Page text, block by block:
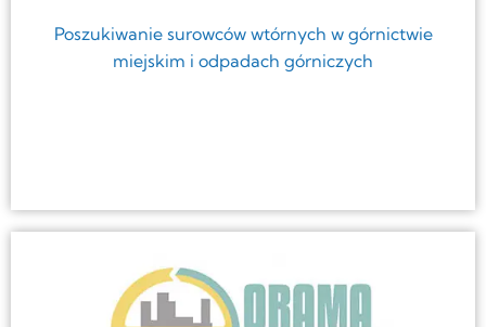
Poszukiwanie surowców wtórnych w górnictwie
miejskim i odpadach górniczych